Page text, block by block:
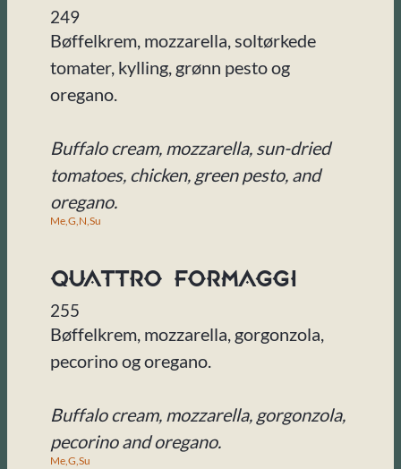
249
Bøffelkrem, mozzarella, soltørkede
tomater, kylling, grønn pesto og
oregano.
Buffalo cream, mozzarella, sun-dried
tomatoes, chicken, green pesto, and
oregano.
Me,G,N,Su
Quattro Formaggi
255
Bøffelkrem, mozzarella, gorgonzola,
pecorino og oregano.
Buffalo cream, mozzarella, gorgonzola,
pecorino and oregano.
Me,G,Su